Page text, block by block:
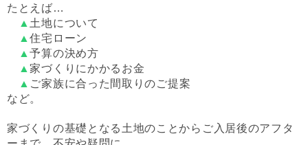
たとえば…
▲ 土地について
▲住宅ローン
▲予算の決め方
▲ 家づくりにかかるお金
▲ ご家族に合った間取りのご提案
など。
家づくりの基礎となる土地のことからご入居後のアフタ